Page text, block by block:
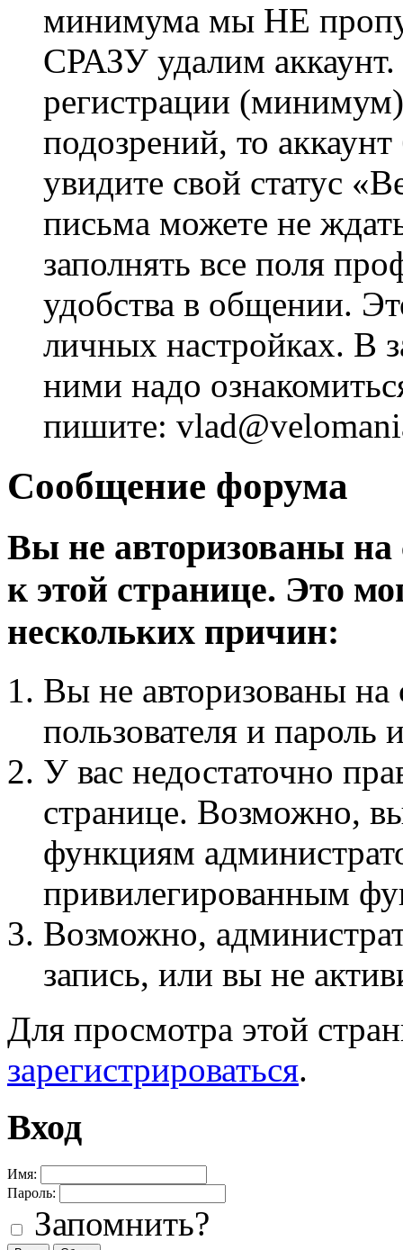
минимума мы НЕ
СРАЗУ удалим
регистрации
подозрений, то
увидите свой статус
письма можете не
заполнять все поля
удобства в общении.
личных настройках. В
ними надо
пишите:
Сообщение форума
Вы не авторизованы на
к этой странице. Это
нескольких причин:
Вы не авторизованы на
пользователя и пароль
У вас недостаточно
странице. Возможно,
функциям
привилегированным
Возможно,
запись, или вы не
Для просмотра этой
зарегистрироваться.
Вход
Имя:
Пароль:
Запомнить?